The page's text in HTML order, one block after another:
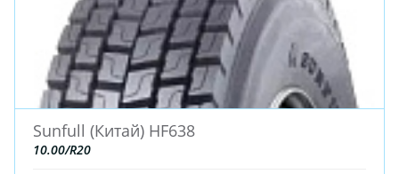
Sunfull (Китай) HF638
10.00/R20